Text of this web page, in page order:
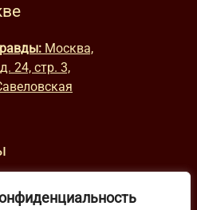
Москва,
24, стр. 3,